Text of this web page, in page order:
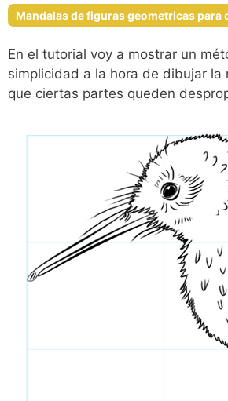
Mandalas de figuras geometricas para
En el tutorial voy a mostrar un
simplicidad a la hora de dibujar
que ciertas partes queden